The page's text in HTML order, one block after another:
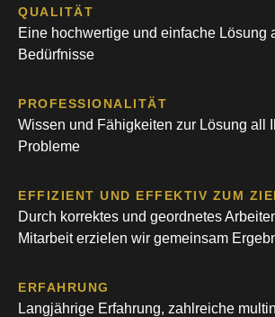
QUALITÄT
Eine hochwertige und einfache Lösung
Bedürfnisse
PROFESSIONALITÄT
Wissen und Fähigkeiten zur Lösung all
Probleme
EFFIZIENT UND EFFEKTIV ZUM
Durch korrektes und geordnetes
Mitarbeit erzielen wir gemeinsam
ERFAHRUNG
Langjährige Erfahrung, zahlreiche